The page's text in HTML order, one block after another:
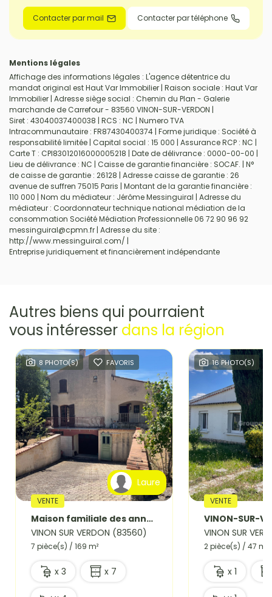
Contacter par mail Contacter par téléphone
Mentions légales
Affichage des informations légales : L'agence détentrice du
mandat original est Haut Var Immobilier | Raison sociale : Haut Var
Immobilier | Adresse siège social : Chemin du Plan - Galerie
marchande de Carrefour - 83560 VINON-SUR-VERDON |
Siret : 43040037400038 | RCS : NC | Numero TVA
Intracommunautaire : FR87430400374 | Forme juridique : Société à
responsabilité limitée | Capital social : 15 000 | Assurance RCP : NC |
Carte T : CPI83012016000005218 | Date de délivrance : 0000-00-00 |
Lieu de délivrance : NC | Caisse de garantie financière : SOCAF. | N°
de caisse de garantie : 26128 | Adresse caisse de garantie : 26
avenue de suffren 75015 Paris | Montant de la garantie financière :
110 000 | Nom du médiateur : Jérôme Messinguiral | Adresse du
médiateur : Coordonnateur technique national médiation de la
consommation Société Médiation Professionnelle 06 72 90 96 92
messinguiral@cpmn.fr | Adresse du site :
http://www.messinguiral.com/ |
Entreprise juridiquement et financièrement indépendante
Autres biens qui pourraient
vous intéresser dans la région
8 PHOTO(S) FAVORIS
Laure
VENTE
Maison familiale des années 70 avec fort potentiel Quartier recherché de Vinon-sur-Verdon
VINON SUR VERDON (83560)
7 pièce(s) / 169 m²
x 3 x 7
16 PHOTO(S)
VENTE
VINON SUR
2 pièce(s) / 47 m²
x 1